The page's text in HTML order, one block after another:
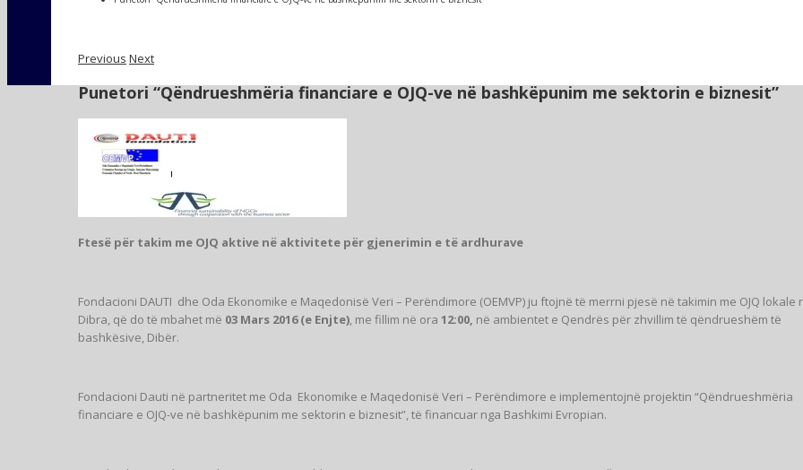
Previous Next
Punetori “Qëndrueshmëria financiare e OJQ-ve në bashkëpunim me sektorin e biznesit”
Ftesë për takim me OJQ aktive në aktivitete për gjenerimin e të ardhurave
Fondacioni DAUTI dhe Oda Ekonomike e Maqedonisë Veri – Perëndimore (OEMVP) ju ftojnë të merrni pjesë në takimin me OJQ lokale
Dibra, që do të mbahet më 03 Mars 2016 (e Enjte), me fillim në ora 12:00, në ambientet e Qendrës për zhvillim të qëndrueshëm të
bashkësive, Dibër.
Fondacioni Dauti në partneritet me Oda Ekonomike e Maqedonisë Veri – Perëndimore e implementojnë projektin “Qëndrueshmëria
financiare e OJQ-ve në bashkëpunim me sektorin e biznesit”, të financuar nga Bashkimi Evropian.